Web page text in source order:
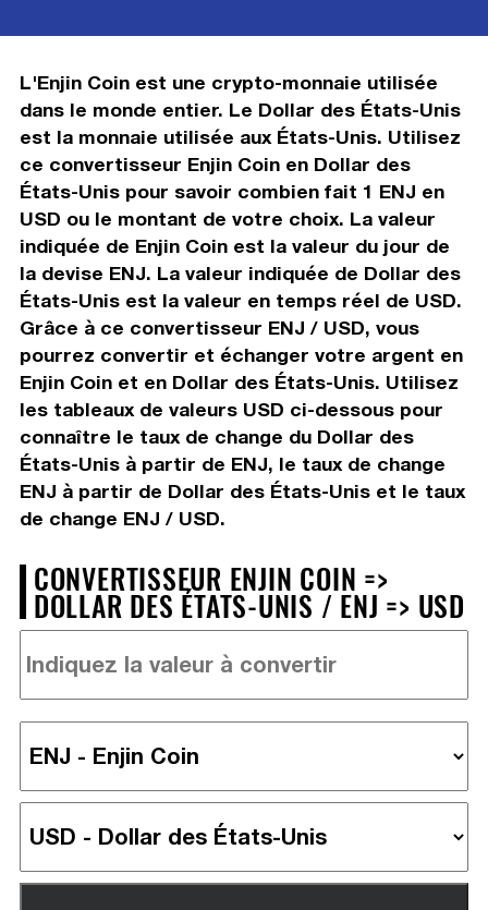
L'Enjin Coin est une crypto-monnaie utilisée
dans le monde entier. Le Dollar des États-Unis
est la monnaie utilisée aux États-Unis. Utilisez
ce convertisseur Enjin Coin en Dollar des
États-Unis pour savoir combien fait 1 ENJ en
USD ou le montant de votre choix. La valeur
indiquée de Enjin Coin est la valeur du jour de
la devise ENJ. La valeur indiquée de Dollar des
États-Unis est la valeur en temps réel de USD.
Grâce à ce convertisseur ENJ / USD, vous
pourrez convertir et échanger votre argent en
Enjin Coin et en Dollar des États-Unis. Utilisez
les tableaux de valeurs USD ci-dessous pour
connaître le taux de change du Dollar des
États-Unis à partir de ENJ, le taux de change
ENJ à partir de Dollar des États-Unis et le taux
de change ENJ / USD.
CONVERTISSEUR ENJIN COIN =>
DOLLAR DES ÉTATS-UNIS / ENJ => USD